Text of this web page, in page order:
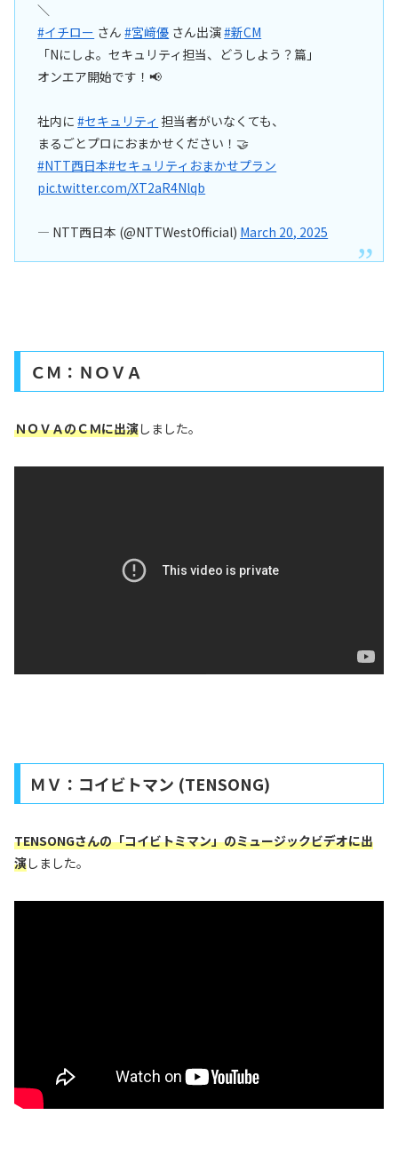
＼
#イチロー さん#宮﨑優 さん出演#新CM
「Nにしよ。セキュリティ担当、どうしよう？篇」
オンエア開始です！📢
社内に#セキュリティ 担当者がいなくても、
まるごとプロにおまかせください！🤝
#NTT西日本#セキュリティおまかせプラン
pic.twitter.com/XT2aR4Nlqb
— NTT西日本 (@NTTWestOfficial) March 20, 2025
ＣＭ：ＮＯＶＡ
ＮＯＶＡのＣＭに出演しました。
ＭＶ：コイビトマン (TENSONG)
TENSONGさんの「コイビトミマン」のミュージックビデオに出
演しました。